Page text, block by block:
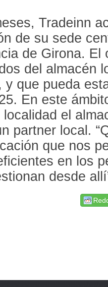
Tradeinn
de su sede
de Girona. El
del almacén
y que pueda
En este
el
partner local.
que nos
en los
desde